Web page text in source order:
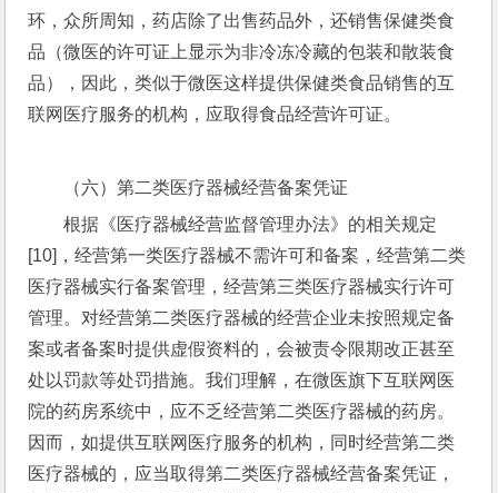
环，众所周知，药店除了出售药品外，还销售保健类食
品（微医的许可证上显示为非冷冻冷藏的包装和散装食
品），因此，类似于微医这样提供保健类食品销售的互
联网医疗服务的机构，应取得食品经营许可证。
（六）第二类医疗器械经营备案凭证
根据《医疗器械经营监督管理办法》的相关规定
[10]，经营第一类医疗器械不需许可和备案，经营第二类
医疗器械实行备案管理，经营第三类医疗器械实行许可
管理。对经营第二类医疗器械的经营企业未按照规定备
案或者备案时提供虚假资料的，会被责令限期改正甚至
处以罚款等处罚措施。我们理解，在微医旗下互联网医
院的药房系统中，应不乏经营第二类医疗器械的药房。
因而，如提供互联网医疗服务的机构，同时经营第二类
医疗器械的，应当取得第二类医疗器械经营备案凭证，